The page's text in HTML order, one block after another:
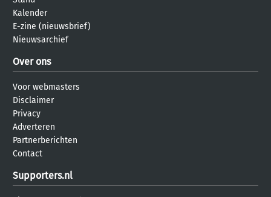
Kalender
E-zine (nieuwsbrief)
Nieuwsarchief
Over ons
Voor webmasters
Disclaimer
Privacy
Adverteren
Partnerberichten
Contact
Supporters.nl